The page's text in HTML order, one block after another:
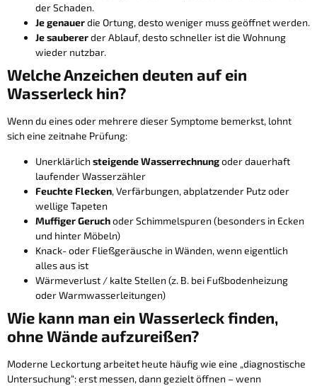
der Schaden.
Je genauerdie Ortung, desto weniger muss geöffnet werden.
Je saubererder Ablauf, desto schneller ist die Wohnung
wieder nutzbar.
Welche Anzeichen deuten auf ein
Wasserleck hin?
Wenn du eines oder mehrere dieser Symptome bemerkst, lohnt
sich eine zeitnahe Prüfung:
Unerklärlich steigende Wasserrechnungoder dauerhaft
laufender Wasserzähler
Feuchte Flecken, Verfärbungen, abplatzender Putz oder
wellige Tapeten
Muffiger Geruchoder Schimmelspuren (besonders in Ecken
und hinter Möbeln)
Knack- oder Fließgeräusche in Wänden, wenn eigentlich
alles aus ist
Wärmeverlust / kalte Stellen (z. B. bei Fußbodenheizung
oder Warmwasserleitungen)
Wie kann man ein Wasserleck finden,
ohne Wände aufzureißen?
Moderne Leckortung arbeitet heute häufig wie eine „diagnostische
Untersuchung“: erst messen, dann gezielt öffnen – wenn